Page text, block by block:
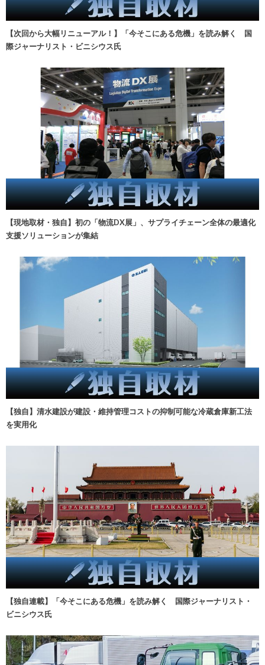
【次回から大幅リニューアル！】「今そこにある危機」を読み解く 国
際ジャーナリスト・ビニシウス氏
【現地取材・独自】初の「物流DX展」、サプライチェーン全体の最適化
支援ソリューションが集結
【独自】清水建設が建設・維持管理コストの抑制可能な冷蔵倉庫新工法
を実用化
【独自連載】「今そこにある危機」を読み解く 国際ジャーナリスト・
ビニシウス氏